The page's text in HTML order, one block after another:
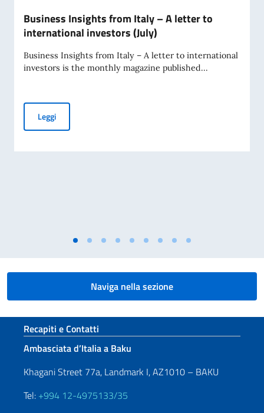
Business Insights from Italy – A letter to
international investors (July)
Business Insights from Italy – A letter to international
investors is the monthly magazine published...
LeggiBusiness Insights from Italy – A letter to international
Naviga nella sezione
Sezione footer
Recapiti e Contatti
Ambasciata d’Italia a Baku
Khagani Street 77a, Landmark I, AZ1010 – BAKU
Tel: +994 12-4975133/35